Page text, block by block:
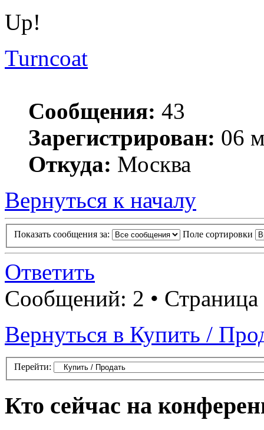
Up!
Turncoat
Сообщения: 43
Зарегистрирован: 06
Откуда: Москва
Вернуться к началу
Показать сообщения за: Поле сортировки
Ответить
Сообщений: 2 • Страница
Вернуться в Купить /
Перейти:
Кто сейчас на